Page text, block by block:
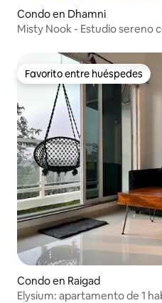
Condo en Dhamni
Misty Nook - Estudio sereno
Favorito entre huéspedes
Favorito entre huéspedes
Condo en Raigad
Elysium: apartamento de 1